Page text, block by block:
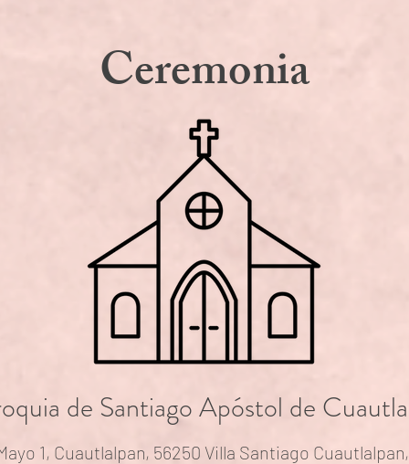
Ceremonia
de Santiago Apóstol de
1, Cuautlalpan, 56250 Villa Santiago